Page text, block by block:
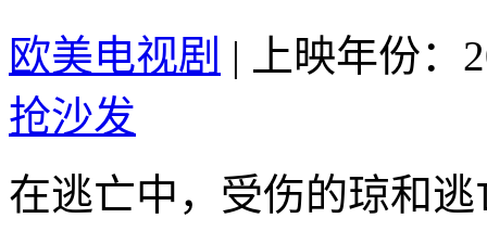
欧美电视剧 |
上映年份：
抢沙发
在逃亡中，受伤的琼和